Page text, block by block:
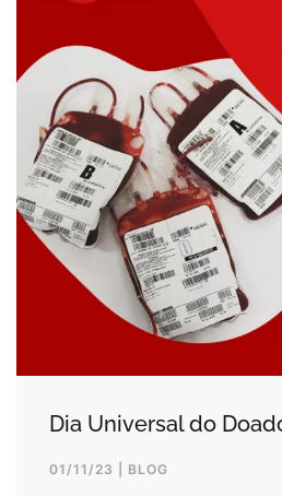
Dia Universal do
01/11/23 | BLOG